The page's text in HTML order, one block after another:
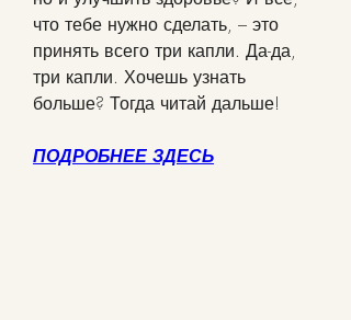
что тебе нужно сделать, – это
принять всего три капли. Да-да,
три капли. Хочешь узнать
больше? Тогда читай дальше!
ПОДРОБНЕЕ ЗДЕСЬ